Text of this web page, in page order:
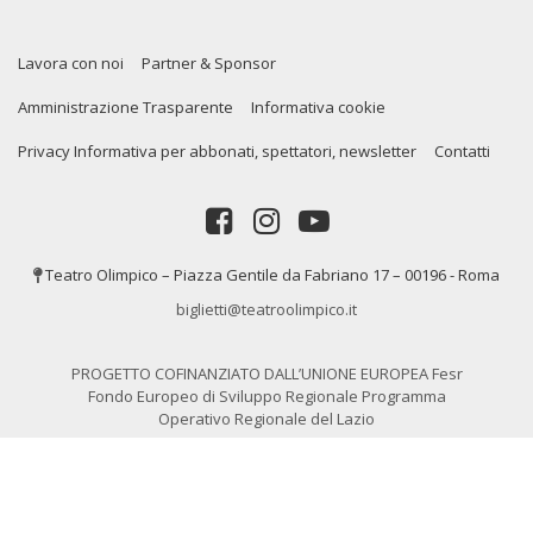
Lavora con noi Partner & Sponsor
Amministrazione Trasparente Informativa cookie
Privacy Informativa per abbonati, spettatori, newsletter Contatti
Teatro Olimpico – Piazza Gentile da Fabriano 17 – 00196 - Roma
biglietti@teatroolimpico.it
PROGETTO COFINANZIATO DALL’UNIONE EUROPEA Fesr
Fondo Europeo di Sviluppo Regionale Programma
Operativo Regionale del Lazio